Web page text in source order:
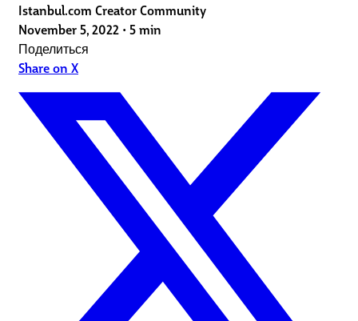
Istanbul.com Creator Community
November 5, 2022 • 5 min
Поделиться
Share on X